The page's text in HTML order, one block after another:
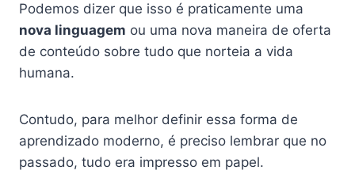
Podemos dizer que isso é praticamente uma
nova linguagem ou uma nova maneira de oferta
de conteúdo sobre tudo que norteia a vida
humana.
Contudo, para melhor definir essa forma de
aprendizado moderno, é preciso lembrar que no
passado, tudo era impresso em papel.